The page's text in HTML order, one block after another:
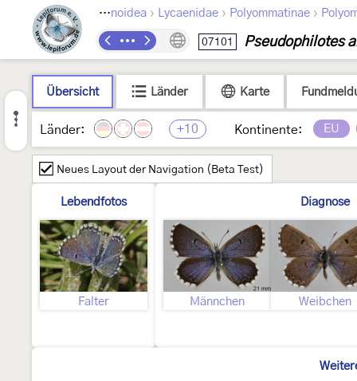
› Papilionoidea › Lycaenidae › Polyommatinae ›
07101 Pseudophilotes
Übersicht Länder Karte
Länder: +10 Kontinente: EU
Neues Layout der Navigation (Beta Test)
Lebendfotos
Falter
Diagnose
Männchen Weibchen